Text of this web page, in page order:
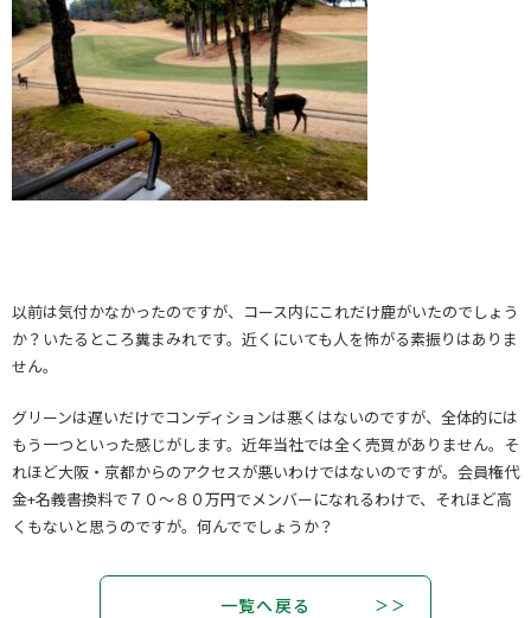
以前は気付かなかったのですが、コース内にこれだけ鹿がいたのでしょう
か？いたるところ糞まみれです。近くにいても人を怖がる素振りはありま
せん。
グリーンは遅いだけでコンディションは悪くはないのですが、全体的には
もう一つといった感じがします。近年当社では全く売買がありません。そ
れほど大阪・京都からのアクセスが悪いわけではないのですが。会員権代
金+名義書換料で７０～８０万円でメンバーになれるわけで、それほど高
くもないと思うのですが。何んででしょうか？
一覧へ戻る